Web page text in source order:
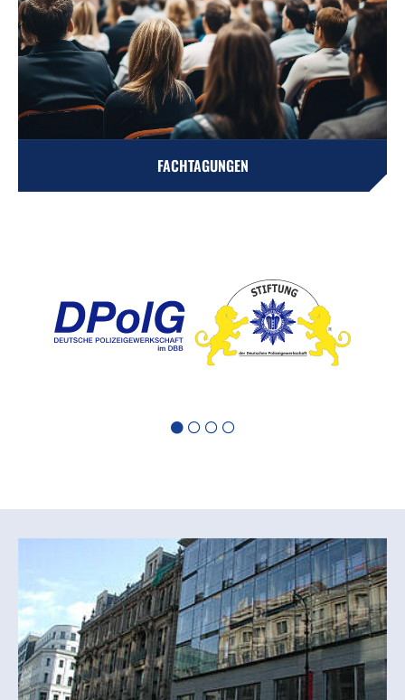
FACHTAGUNGEN